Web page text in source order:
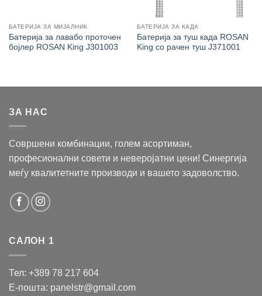
БАТЕРИЈА ЗА МИЈАЛНИК
Батерија за лавабо проточен
бојлер ROSAN King J301003
БАТЕРИЈА ЗА КАДА
Батерија за туш када ROSAN
King со рачен туш J371001
ЗА НАС
Совршени комбинации, голем асортиман,
професионални совети и неверојатни цени! Синергија
меѓу квалитетните производи и вашето задоволство.
САЛОН 1
Тел: +389 78 217 604
Е-пошта: panelstr@gmail.com